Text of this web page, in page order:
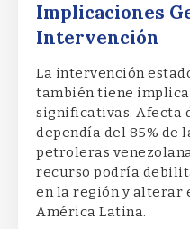
Implicaciones
Intervención
La intervención
también tiene
significativas. Afecta
dependía del 85% de
petroleras
recurso podría
en la región y alterar
América Latina.